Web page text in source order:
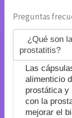
Preguntas
¿Qué son
prostatitis?
Las
alimenticio
prostática y
con la
mejorar el